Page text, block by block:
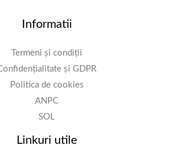
Informatii
Termeni și condiții
și GDPR
Politica de cookies
ANPC
SOL
Linkuri utile